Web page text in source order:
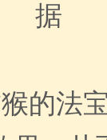
据
的法